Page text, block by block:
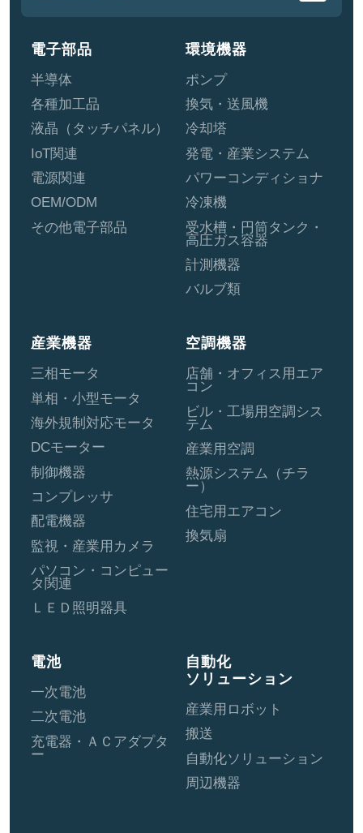
電子部品
半導体
各種加工品
液晶（タッチパネル）
IoT関連
電源関連
OEM/ODM
その他電子部品
環境機器
ポンプ
換気・送風機
冷却塔
発電・産業システム
パワーコンディショナ
冷凍機
受水槽・円筒タンク・
高圧ガス容器
計測機器
バルブ類
産業機器
三相モータ
単相・小型モータ
海外規制対応モータ
DCモーター
制御機器
コンプレッサ
配電機器
監視・産業用カメラ
パソコン・コンピュー
タ関連
ＬＥＤ照明器具
空調機器
店舗・オフィス用エア
コン
ビル・工場用空調シス
テム
産業用空調
熱源システム（チラ
ー）
住宅用エアコン
換気扇
電池
一次電池
二次電池
充電器・ＡＣアダプタ
ー
自動化
ソリューション
産業用ロボット
搬送
自動化ソリューション
周辺機器